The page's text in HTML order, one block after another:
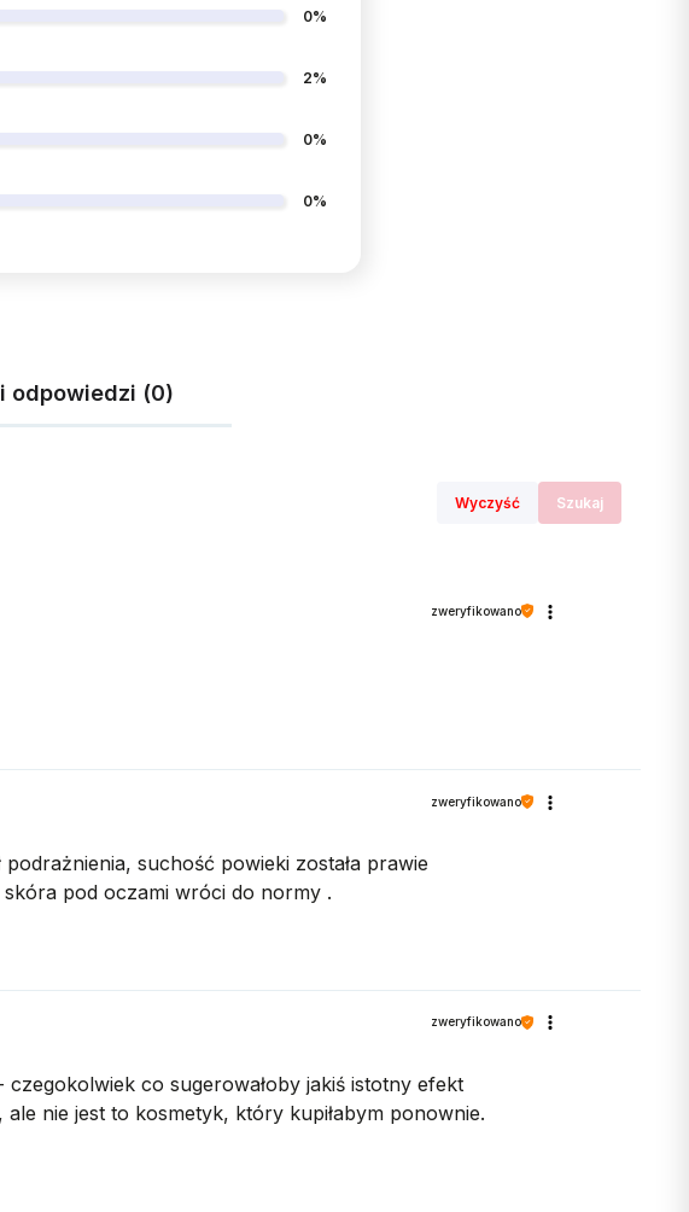
0%
2%
0%
0%
odpowiedzi (0)
Wyczyść Szukaj
zweryfikowano
zweryfikowano
suchość powieki została prawie
pod oczami wróci do normy .
zweryfikowano
co sugerowałoby jakiś istotny efekt
nie jest to kosmetyk, który kupiłabym ponownie.